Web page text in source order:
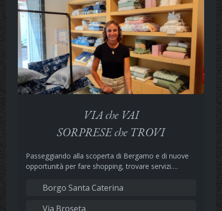
VIA che VAI
SORPRESE che TROVI
Passeggiando alla scoperta di Bergamo e di nuove
opportunità per fare shopping, trovare servizi….
Borgo Santa Caterina
Via Broseta